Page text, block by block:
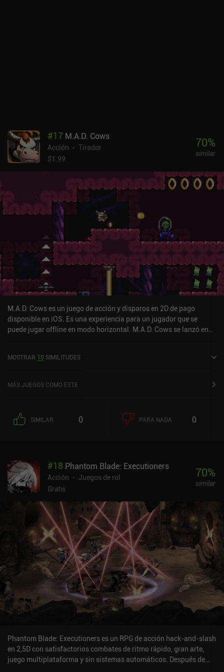
batalla a menudo nos cuestan la vida. Skul: The Hero Slayer es un
juego premium de 7,99 $ sin anuncios ni iAPs. A pesar del molesto
lag y la falta de respuesta de los controles, el juego sigue
ofreciendo un gran entretenimiento a los fans de los juegos de
plataformas de acción. Esperemos que estos problemas se
solucionen en el futuro.
#17 M.A.D. Cows
Acción
Tirador
$1.99
70%
similar
M.A.D. Cows es un juego de acción y disparos en 2D de pago
disponible en iOS. Es una experiencia para un jugador que se
puede jugar offline en modo horizontal. M.A.D. Cows se lanzó en
MOSTRAR 10 SIMILITUDES
MÁS JUEGOS COMO ESTE
SIMILAR 0 PARA NADA 0
#18 Phantom Blade: Executioners
Acción
Juegos de rol
Gratis
70%
similar
Phantom Blade: Executioners es un RPG de acción hack-and-slash
en 2,5D con satisfactorios combates de ritmo rápido, gran arte,
juego multiplataforma y sin sistemas automáticos. Después de